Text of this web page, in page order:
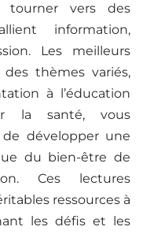
tourner vers des
information,
Les meilleurs
des thèmes variés,
à l’éducation
la santé, vous
développer une
du bien-être de
Ces lectures
ressources à
les défis et les